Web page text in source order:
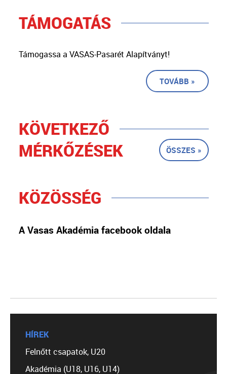
TÁMOGATÁS
Támogassa a VASAS-Pasarét Alapítványt!
TOVÁBB »
KÖVETKEZŐ
MÉRKŐZÉSEK
ÖSSZES »
KÖZÖSSÉG
A Vasas Akadémia facebook oldala
HÍREK
Felnőtt csapatok, U20
Akadémia (U18, U16, U14)